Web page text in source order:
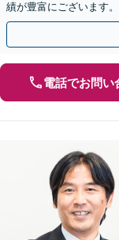
績が豊富にございます
い、正確に手続きを進
電話でお問い